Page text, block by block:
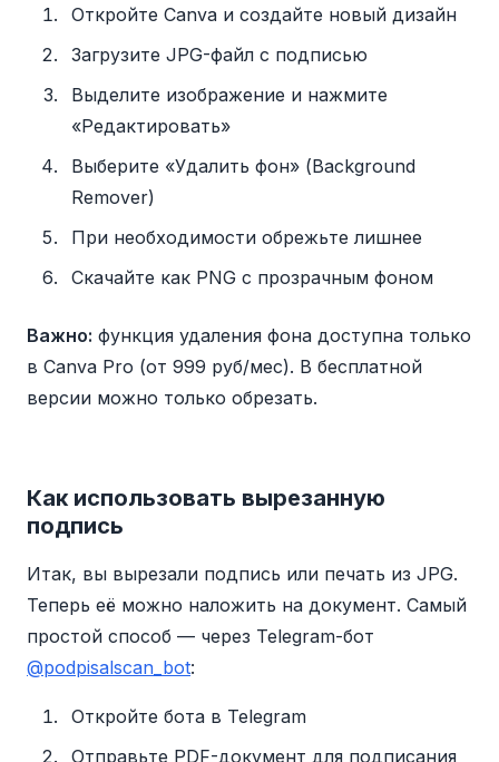
Откройте Canva и создайте новый дизайн
Загрузите JPG-файл с подписью
Выделите изображение и нажмите
«Редактировать»
Выберите «Удалить фон» (Background
Remover)
При необходимости обрежьте лишнее
Скачайте как PNG с прозрачным фоном
Важно: функция удаления фона доступна только
в Canva Pro (от 999 руб/мес). В бесплатной
версии можно только обрезать.
Как использовать вырезанную
подпись
Итак, вы вырезали подпись или печать из JPG.
Теперь её можно наложить на документ. Самый
простой способ — через Telegram-бот
@podpisalscan_bot:
Откройте бота в Telegram
Отправьте PDF-документ для подписания